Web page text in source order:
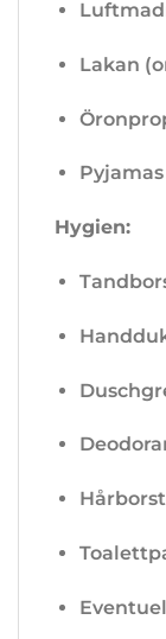
Lakan
Hygien: